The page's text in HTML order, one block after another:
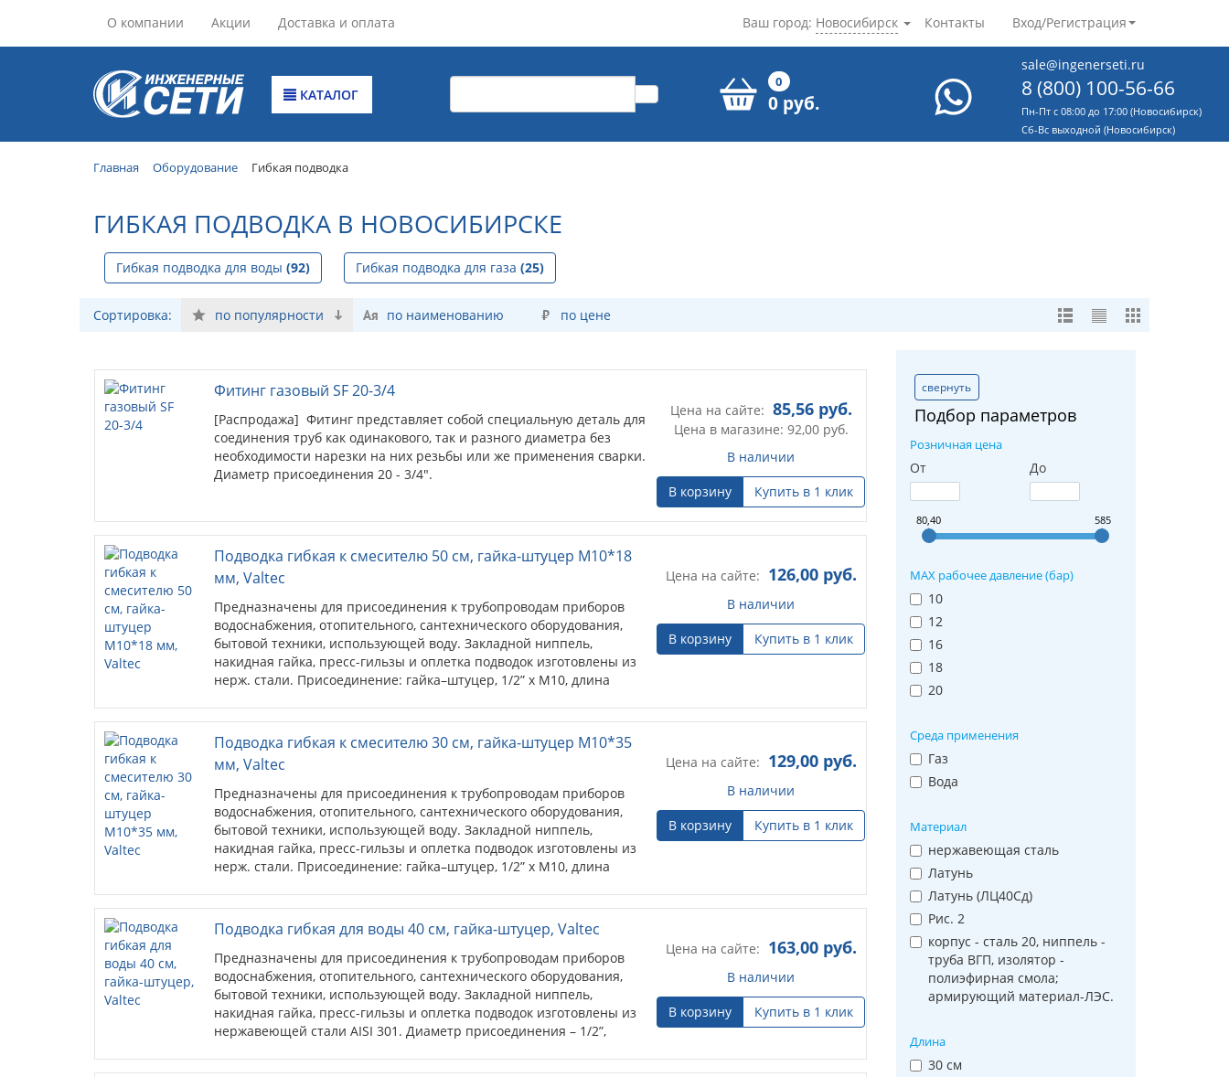
О компании Акции Доставка и оплата Контакты Вход/Регистрация
Ваш город: Новосибирск
КАТАЛОГ
0
0 руб.
sale@ingenerseti.ru
8 (800) 100-56-66
Пн-Пт с 08:00 до 17:00 (Новосибирск)
Cб-Вс выходной (Новосибирск)
Главная Оборудование Гибкая подводка
ГИБКАЯ ПОДВОДКА В НОВОСИБИРСКЕ
Гибкая подводка для воды (92) Гибкая подводка для газа (25)
Сортировка: по популярности по наименованию по цене
свернуть
Подбор параметров
Розничная цена
От До
80,40 585
MAX рабочее давление (бар)
10
12
16
18
20
Среда применения
Газ
Вода
Материал
нержавеющая сталь
Латунь
Латунь (ЛЦ40Сд)
Рис. 2
корпус - сталь 20, ниппель -
труба ВГП, изолятор -
полиэфирная смола;
армирующий материал-ЛЭС.
Длина
30 см
Фитинг газовый SF 20-3/4
[Распродажа] Фитинг представляет собой специальную деталь для
соединения труб как одинакового, так и разного диаметра без
необходимости нарезки на них резьбы или же применения сварки.
Диаметр присоединения 20 - 3/4".
Цена на сайте: 85,56руб.
Цена в магазине: 92,00руб.
В наличии
В корзину
Купить в 1 клик
Подводка гибкая к смесителю 50 см, гайка-штуцер М10*18
мм, Valtec
Предназначены для присоединения к трубопроводам приборов
водоснабжения, отопительного, сантехнического оборудования,
бытовой техники, использующей воду. Закладной ниппель,
накидная гайка, пресс-гильзы и оплетка подводок изготовлены из
нерж. стали. Присоединение: гайка–штуцер, 1/2” х M10, длина
Цена на сайте: 126,00руб.
В наличии
В корзину
Купить в 1 клик
Подводка гибкая к смесителю 30 см, гайка-штуцер М10*35
мм, Valtec
Предназначены для присоединения к трубопроводам приборов
водоснабжения, отопительного, сантехнического оборудования,
бытовой техники, использующей воду. Закладной ниппель,
накидная гайка, пресс-гильзы и оплетка подводок изготовлены из
нерж. стали. Присоединение: гайка–штуцер, 1/2” х M10, длина
Цена на сайте: 129,00руб.
В наличии
В корзину
Купить в 1 клик
Подводка гибкая для воды 40 см, гайка-штуцер, Valtec
Предназначены для присоединения к трубопроводам приборов
водоснабжения, отопительного, сантехнического оборудования,
бытовой техники, использующей воду. Закладной ниппель,
накидная гайка, пресс-гильзы и оплетка подводок изготовлены из
нержавеющей стали AISI 301. Диаметр присоединения – 1/2”,
Цена на сайте: 163,00руб.
В наличии
В корзину
Купить в 1 клик